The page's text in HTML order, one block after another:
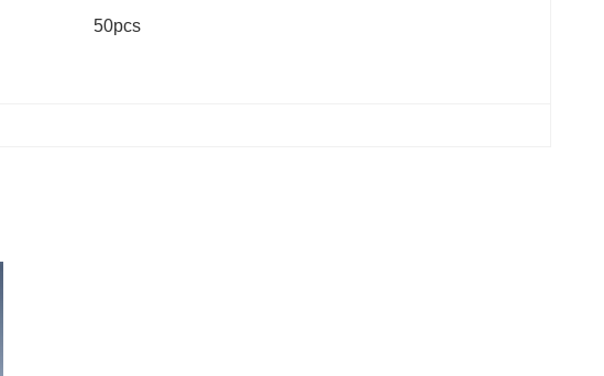
50pcs